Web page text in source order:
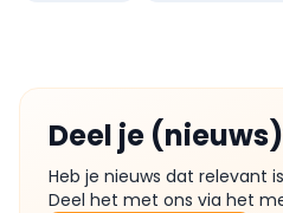
Deel je
Heb je nieuws dat relevant
Deel het met ons via het